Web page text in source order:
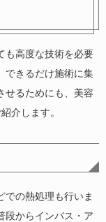
も高度な技術を必要
できるだけ施術に集
せるためにも、美容
介します。
での熱処理も行いま
段からインバス・ア